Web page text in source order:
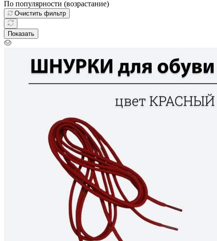
По популярности (возрастание)
Очистить фильтр
Показать